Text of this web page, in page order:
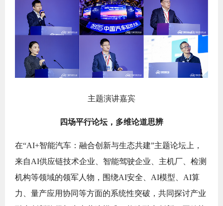
主题演讲嘉宾
四场平行论坛，多维论道思辨
在“AI+智能汽车：融合创新与生态共建”主题论坛上，
来自AI供应链技术企业、智能驾驶企业、主机厂、检测
机构等领域的领军人物，围绕AI安全、AI模型、AI算
力、量产应用协同等方面的系统性突破，共同探讨产业